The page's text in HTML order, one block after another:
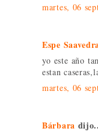
martes, 06
Espe
yo este año
estan
martes, 06
Bárbara